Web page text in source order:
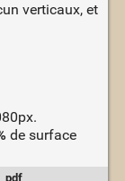
verticaux, et
de surface
pdf